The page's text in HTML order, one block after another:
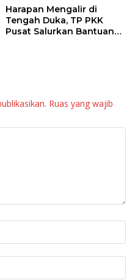
Harapan Mengalir di
Tengah Duka, TP PKK
Pusat Salurkan Bantuan
Ruas yang wajib